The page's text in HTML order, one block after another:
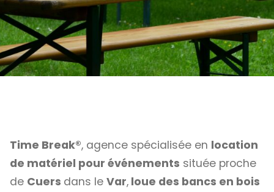
Time Break®, agence spécialisée en location
de matériel pour événements située proche
de Cuers dans le Var, loue des bancs en bois